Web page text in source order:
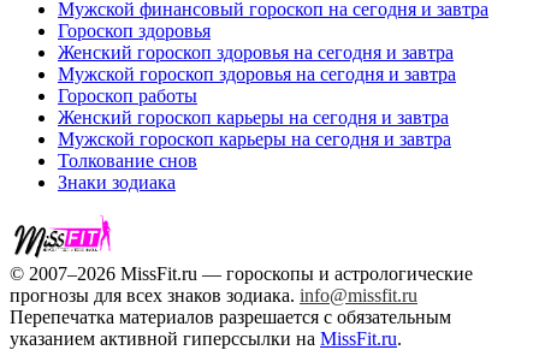
Мужской финансовый гороскоп на сегодня и завтра
Гороскоп здоровья
Женский гороскоп здоровья на сегодня и завтра
Мужской гороскоп здоровья на сегодня и завтра
Гороскоп работы
Женский гороскоп карьеры на сегодня и завтра
Мужской гороскоп карьеры на сегодня и завтра
Толкование снов
Знаки зодиака
© 2007–2026 MissFit.ru — гороскопы и астрологические
прогнозы для всех знаков зодиака. info@missfit.ru
Перепечатка материалов разрешается с обязательным
указанием активной гиперссылки на MissFit.ru.